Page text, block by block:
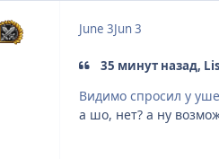
June 3Jun 3
35 минут назад,
Видимо спросил у
а шо, нет? а ну